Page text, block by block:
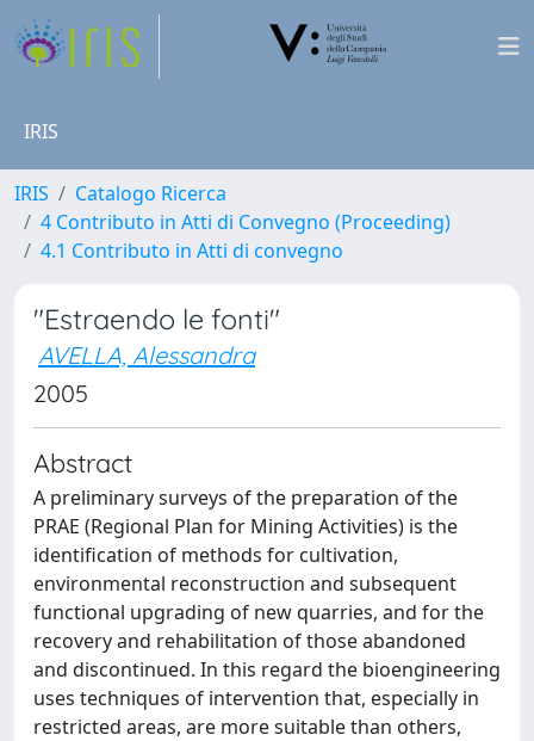
IRIS
IRIS
Catalogo Ricerca
4 Contributo in Atti di Convegno (Proceeding)
4.1 Contributo in Atti di convegno
"Estraendo le fonti"
AVELLA, Alessandra
2005
Abstract
A preliminary surveys of the preparation of the
PRAE (Regional Plan for Mining Activities) is the
identification of methods for cultivation,
environmental reconstruction and subsequent
functional upgrading of new quarries, and for the
recovery and rehabilitation of those abandoned
and discontinued. In this regard the bioengineering
uses techniques of intervention that, especially in
restricted areas, are more suitable than others,